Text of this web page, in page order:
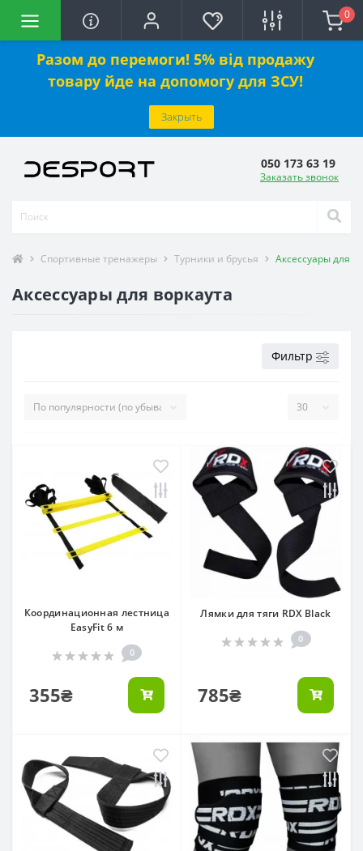
Разом до перемоги! 5% від продажу
товару йде на допомогу для ЗСУ!
Закрыть
0
050 173 63 19
Заказать звонок
Спортивные тренажеры Турники и брусья Аксессуары для
Аксессуары для воркаута
Фильтр
Координационная лестница
EasyFit 6 м
0
355₴
Лямки для тяги RDX Black
0
785₴